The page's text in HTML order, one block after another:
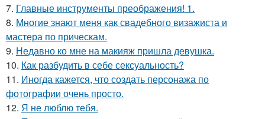
7. Главные инструменты преображения! 1.
8. Многие знают меня как свадебного визажиста и
мастера по прическам.
9. Недавно ко мне на макияж пришла девушка.
10. Как разбудить в себе сексуальность?
11. Иногда кажется, что создать персонажа по
фотографии очень просто.
12. Я не люблю тебя.